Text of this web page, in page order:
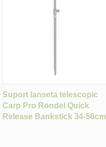
Suport lanseta telescopic
Carp Pro Rondel Quick
Release Bankstick 34-56cm